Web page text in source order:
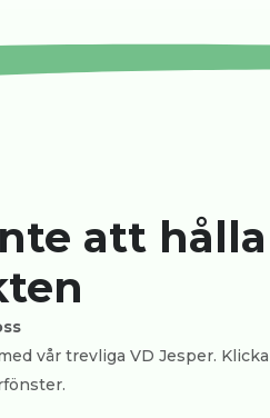
att hålla
vår trevliga VD Jesper.